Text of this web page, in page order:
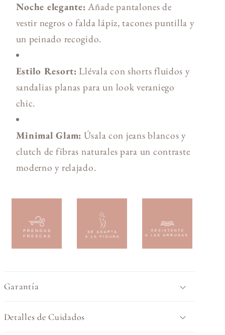
Noche elegante: Añade pantalones de
vestir negros o falda lápiz, tacones puntilla y
un peinado recogido.
Estilo Resort: Llévala con shorts fluidos y
sandalias planas para un look veraniego
chic.
Minimal Glam: Úsala con jeans blancos y
clutch de fibras naturales para un contraste
moderno y relajado.
Garantía
Detalles de Cuidados